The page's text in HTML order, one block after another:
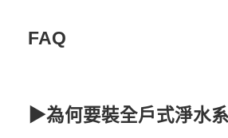
FAQ
▶為何要裝全戶式淨水